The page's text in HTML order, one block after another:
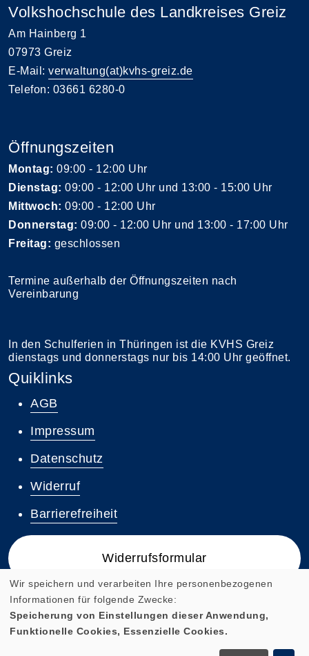
Volkshochschule des Landkreises Greiz
Am Hainberg 1
07973 Greiz
E-Mail: verwaltung(at)kvhs-greiz.de
Telefon: 03661 6280-0
Öffnungszeiten
Montag: 09:00 - 12:00 Uhr
Dienstag: 09:00 - 12:00 Uhr und 13:00 - 15:00 Uhr
Mittwoch: 09:00 - 12:00 Uhr
Donnerstag: 09:00 - 12:00 Uhr und 13:00 - 17:00 Uhr
Freitag: geschlossen
Termine außerhalb der Öffnungszeiten nach
Vereinbarung
In den Schulferien in Thüringen ist die KVHS Greiz
dienstags und donnerstags nur bis 14:00 Uhr geöffnet.
Quiklinks
AGB
Impressum
Datenschutz
Widerruf
Barrierefreiheit
Widerrufsformular
Cookie Einstellungen
Wir speichern und verarbeiten Ihre personenbezogenen
Informationen für folgende Zwecke:
Speicherung von Einstellungen dieser Anwendung,
Funktionelle Cookies, Essenzielle Cookies.